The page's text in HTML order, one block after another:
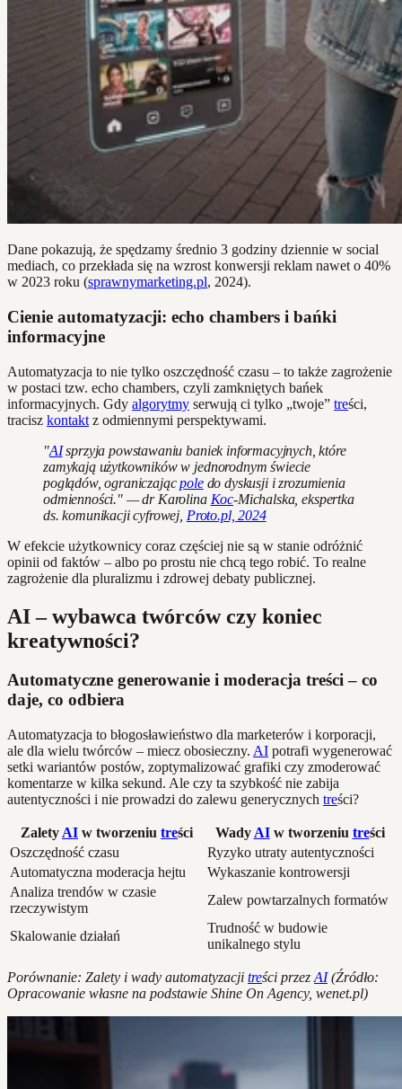
Dane pokazują, że spędzamy średnio 3 godziny dziennie w social
mediach, co przekłada się na wzrost konwersji reklam nawet o 40%
w 2023 roku (sprawnymarketing.pl, 2024).
Cienie automatyzacji: echo chambers i bańki
informacyjne
Automatyzacja to nie tylko oszczędność czasu – to także zagrożenie
w postaci tzw. echo chambers, czyli zamkniętych bańek
informacyjnych. Gdy algorytmy serwują ci tylko „twoje” treści,
tracisz kontakt z odmiennymi perspektywami.
"AIsprzyja powstawaniu baniek informacyjnych, które
zamykają użytkowników w jednorodnym świecie
poglądów, ograniczającpoledo dyskusji i zrozumienia
odmienności." — dr Karolina Koc-Michalska, ekspertka
ds. komunikacji cyfrowej, Proto.pl, 2024
W efekcie użytkownicy coraz częściej nie są w stanie odróżnić
opinii od faktów – albo po prostu nie chcą tego robić. To realne
zagrożenie dla pluralizmu i zdrowej debaty publicznej.
AI – wybawca twórców czy koniec
kreatywności?
Automatyczne generowanie i moderacja treści – co
daje, co odbiera
Automatyzacja to błogosławieństwo dla marketerów i korporacji,
ale dla wielu twórców – miecz obosieczny. AI potrafi wygenerować
setki wariantów postów, zoptymalizować grafiki czy zmoderować
komentarze w kilka sekund. Ale czy ta szybkość nie zabija
autentyczności i nie prowadzi do zalewu generycznych treści?
Zalety AI w tworzeniu treści Wady AIw tworzeniu treści
Oszczędność czasu
Ryzyko utraty autentyczności
Automatyczna moderacja hejtu
Wykaszanie kontrowersji
Analiza trendów w czasie
rzeczywistym
Zalew powtarzalnych formatów
Skalowanie działań
Trudność w budowie
unikalnego stylu
Porównanie: Zalety i wady automatyzacji treści przez AI(Źródło:
Opracowanie własne na podstawie Shine On Agency, wenet.pl)